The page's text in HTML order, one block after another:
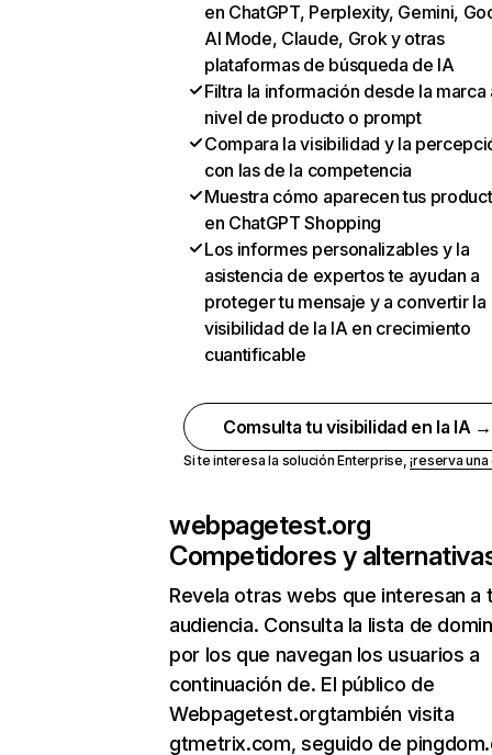
en ChatGPT, Perplexity, Gemini,
AI Mode, Claude, Grok y otras
plataformas de búsqueda de IA
Filtra la información desde la marca
nivel de producto o prompt
Compara la visibilidad y la
con las de la competencia
Muestra cómo aparecen tus
en ChatGPT Shopping
Los informes personalizables y la
asistencia de expertos te ayudan a
proteger tu mensaje y a convertir la
visibilidad de la IA en crecimiento
cuantificable
Comsulta tu visibilidad en la IA →
Si te interesa la solución Enterprise,¡reserva
webpagetest.org
Competidores y
Revela otras webs que interesan a
audiencia. Consulta la lista de
por los que navegan los usuarios a
continuación de. El público de
Webpagetest.orgtambién visita
gtmetrix.com, seguido de